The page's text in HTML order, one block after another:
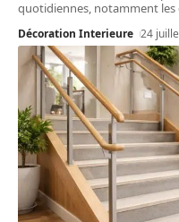
quotidiennes, notamment les
Décoration Interieure 24